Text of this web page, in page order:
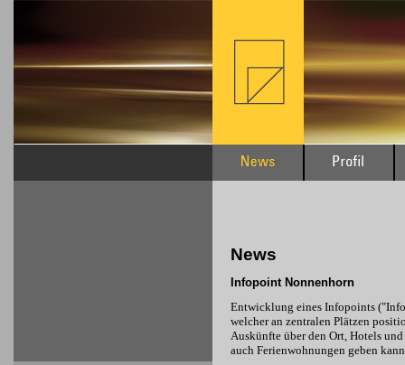
News
Infopoint Nonnenhorn
Entwicklung eines Infopoints
welcher an zentralen Plätzen
Auskünfte über den Ort, Hotels
auch Ferienwohnungen geben